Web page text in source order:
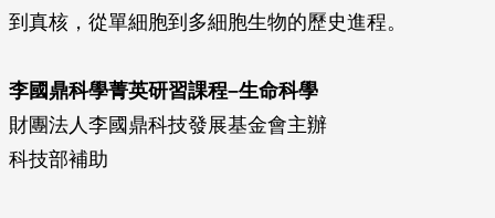
到真核，從單細胞到多細胞生物的歷史進程。
李國鼎科學菁英研習課程–生命科學
財團法人李國鼎科技發展基金會主辦
科技部補助